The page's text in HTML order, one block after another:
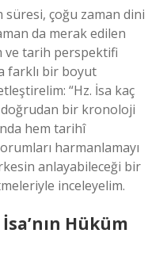
süresi, çoğu zaman dini
da merak edilen
ve tarih perspektifi
farklı bir boyut
“Hz. İsa kaç
doğrudan bir kronoloji
hem tarihî
harmanlamayı
anlayabileceği bir
inceleyelim.
Hüküm